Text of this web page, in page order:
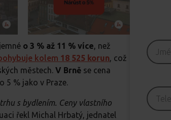
o 3 % až 11 % více, než
kolem 18 525 korun, což
městech. V Brně se cena
5 % jako v Praze.
s bydlením. Ceny vlastního
řekl Michal Hrbatý, jednatel